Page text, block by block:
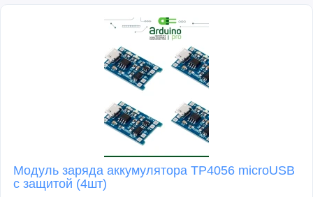
Модуль заряда аккумулятора TP4056 microUSB
с защитой (4шт)